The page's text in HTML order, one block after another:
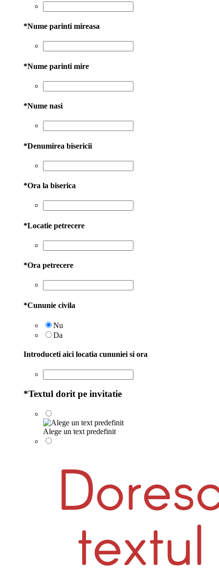
*Nume parinti mireasa
*Nume parinti mire
*Nume nasi
*Denumirea bisericii
*Ora la biserica
*Locatie petrecere
*Ora petrecere
*Cununie civila
Nu
Da
Introduceti aici locatia cununiei si ora
*Textul dorit pe invitatie
Alege un text predefinit